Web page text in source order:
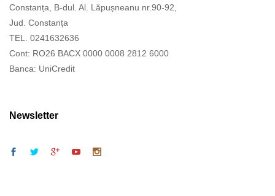
Constanța, B-dul. Al. Lăpușneanu nr.90-92,
Jud. Constanța
TEL. 0241632636
Cont: RO26 BACX 0000 0008 2812 6000
Banca: UniCredit
Newsletter